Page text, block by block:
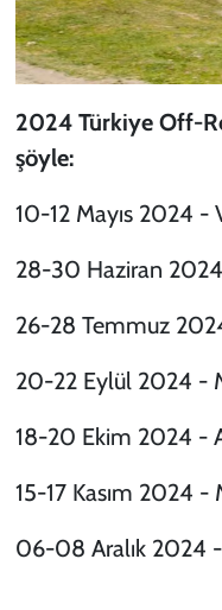
2024 Türkiye Off-
şöyle:
10-12 Mayıs 2024 -
28-30 Haziran 2024
26-28 Temmuz
20-22 Eylül 2024 -
18-20 Ekim 2024 -
15-17 Kasım 2024 -
06-08 Aralık 2024